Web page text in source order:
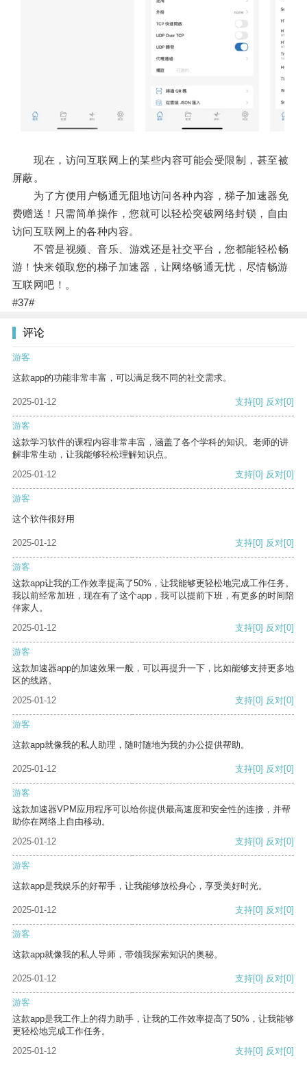
现在，访问互联网上的某些内容可能会受限制，甚至被
屏蔽。
为了方便用户畅通无阻地访问各种内容，梯子加速器免
费赠送！只需简单操作，您就可以轻松突破网络封锁，自由
访问互联网上的各种内容。
不管是视频、音乐、游戏还是社交平台，您都能轻松畅
游！快来领取您的梯子加速器，让网络畅通无忧，尽情畅游
互联网吧！。
#37#
评论
游客
这款app的功能非常丰富，可以满足我不同的社交需求。
2025-01-12 支持[0] 反对[0]
游客
这款学习软件的课程内容非常丰富，涵盖了各个学科的知识。老师的讲
解非常生动，让我能够轻松理解知识点。
2025-01-12
支持[0] 反对[0]
游客
这个软件很好用
2025-01-12 支持[0] 反对[0]
游客
这款app让我的工作效率提高了50%，让我能够更轻松地完成工作任务。
我以前经常加班，现在有了这个app，我可以提前下班，有更多的时间陪
伴家人。
2025-01-12
支持[0] 反对[0]
游客
这款加速器app的加速效果一般，可以再提升一下，比如能够支持更多地
区的线路。
2025-01-12
支持[0] 反对[0]
游客
这款app就像我的私人助理，随时随地为我的办公提供帮助。
2025-01-12 支持[0] 反对[0]
游客
这款加速器VPM应用程序可以给你提供最高速度和安全性的连接，并帮
助你在网络上自由移动。
2025-01-12
支持[0] 反对[0]
游客
这款app是我娱乐的好帮手，让我能够放松身心，享受美好时光。
2025-01-12 支持[0] 反对[0]
游客
这款app就像我的私人导师，带领我探索知识的奥秘。
2025-01-12 支持[0] 反对[0]
游客
这款app是我工作上的得力助手，让我的工作效率提高了50%，让我能够
更轻松地完成工作任务。
2025-01-12
支持[0] 反对[0]